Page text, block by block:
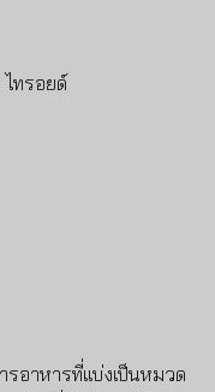
ไทรอยด์
อาหารที่แบ่งเป็นหมวด